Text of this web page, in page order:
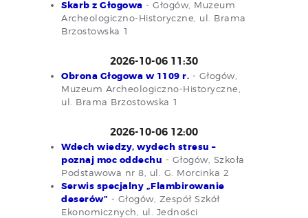
Skarb z Głogowa - Głogów, Muzeum
Archeologiczno-Historyczne, ul. Brama
Brzostowska 1
2026-10-06 11:30
Obrona Głogowa w 1109 r. - Głogów,
Muzeum Archeologiczno-Historyczne,
ul. Brama Brzostowska 1
2026-10-06 12:00
Wdech wiedzy, wydech stresu –
poznaj moc oddechu - Głogów, Szkoła
Podstawowa nr 8, ul. G. Morcinka 2
Serwis specjalny „Flambirowanie
deserów” - Głogów, Zespół Szkół
Ekonomicznych, ul. Jedności